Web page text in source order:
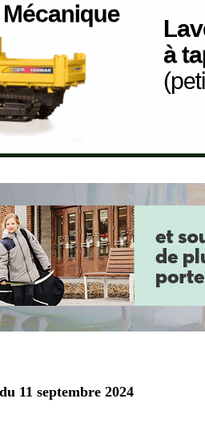
11 septembre 2024